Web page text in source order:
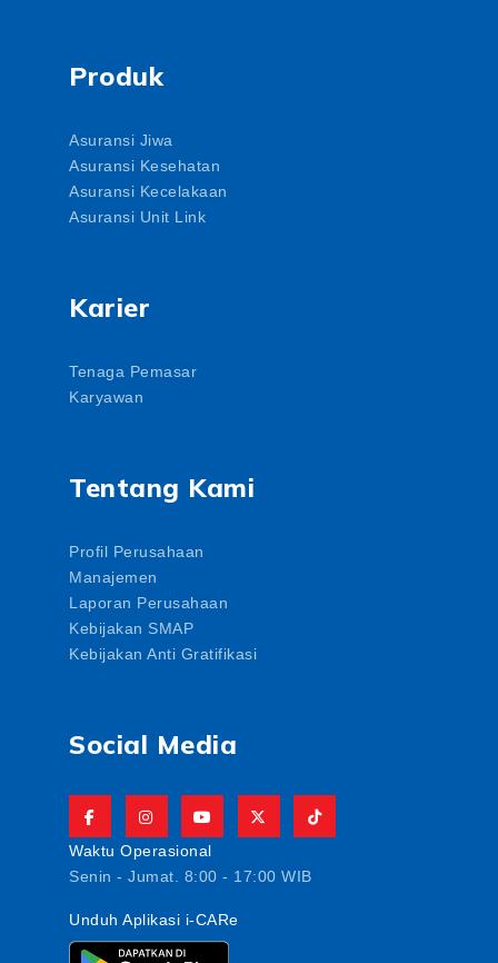
Produk
Asuransi Jiwa
Asuransi Kesehatan
Asuransi Kecelakaan
Asuransi Unit Link
Karier
Tenaga Pemasar
Karyawan
Tentang Kami
Profil Perusahaan
Manajemen
Laporan Perusahaan
Kebijakan SMAP
Kebijakan Anti Gratifikasi
Social Media
Waktu Operasional
Senin - Jumat. 8:00 - 17:00 WIB
Unduh Aplikasi i-CARe